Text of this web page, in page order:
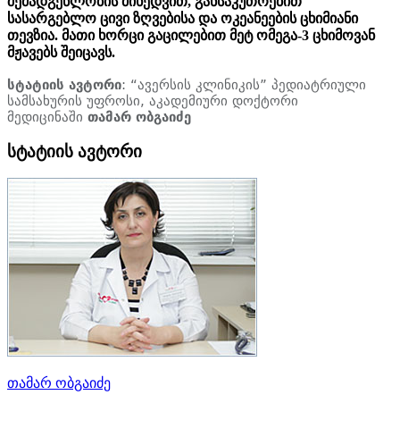
სასარგებლო ცივი ზღვებისა და ოკეანეების ცხიმიანი
თევზია. მათი ხორცი გაცილებით მეტ ომეგა-3 ცხიმოვან
მჟავებს შეიცავს.
სტატიის ავტორი: “ავერსის კლინიკის” პედიატრიული
სამსახურის უფროსი, აკადემიური დოქტორი
მედიცინაში თამარ ობგაიძე
სტატიის ავტორი
თამარ ობგაიძე